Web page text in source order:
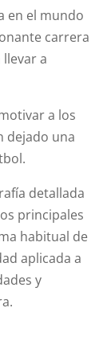
en el mundo
carrera
a
a los
dejado una
detallada
principales
habitual de
aplicada a
y